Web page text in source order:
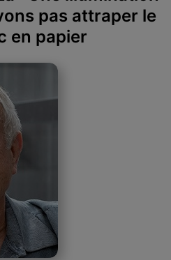
pas attraper le
en papier